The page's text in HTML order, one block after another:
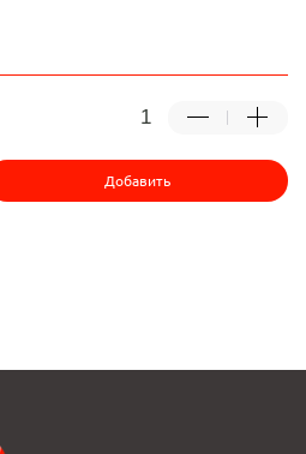
Добавить